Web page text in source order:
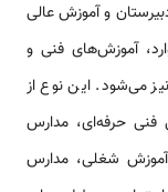
راهنمایی، دبیرستان و آموزش عالی
آموزش‌های فنی و
می‌شود. این نوع از
حرفه‌ای، مدارس
آموزش شغلی، مدارس